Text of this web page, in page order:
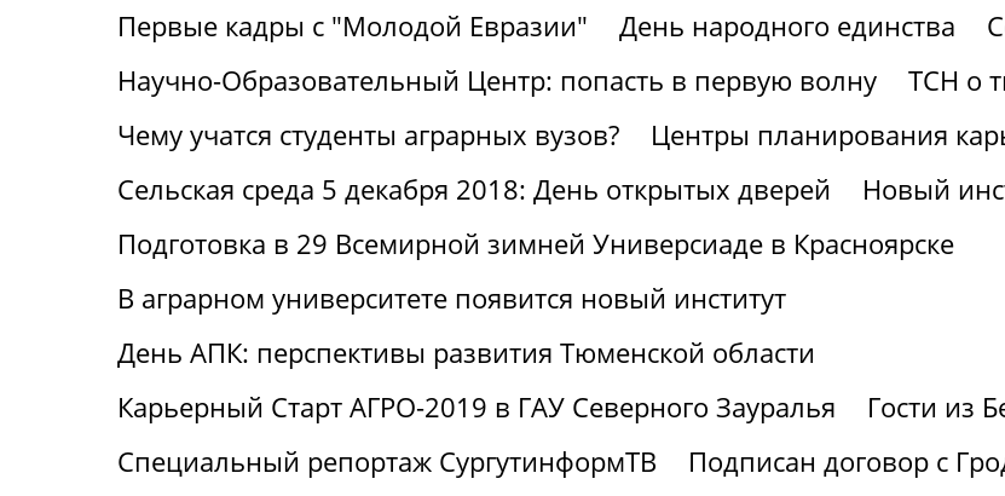
Первые кадры с "Молодой Евразии"
День народного единства
Научно-Образовательный Центр: попасть в первую волну
ТСН о
Чему учатся студенты аграрных вузов?
Центры планирования
Сельская среда 5 декабря 2018: День открытых дверей
Новый
Подготовка в 29 Всемирной зимней Универсиаде в Красноярске
В аграрном университете появится новый институт
День АПК: перспективы развития Тюменской области
Карьерный Старт АГРО-2019 в ГАУ Северного Зауралья
Гости из
Специальный репортаж СургутинформТВ
Подписан договор с